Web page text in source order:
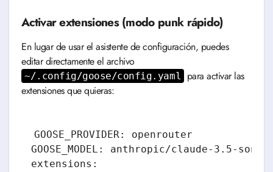
Activar extensiones (modo punk rápido)
En lugar de usar el asistente de configuración, puedes
editar directamente el archivo
~/.config/goose/config.yaml
para activar las
extensiones que quieras:
GOOSE_PROVIDER: openrouter
GOOSE_MODEL: anthropic/claude-3.5-
extensions: